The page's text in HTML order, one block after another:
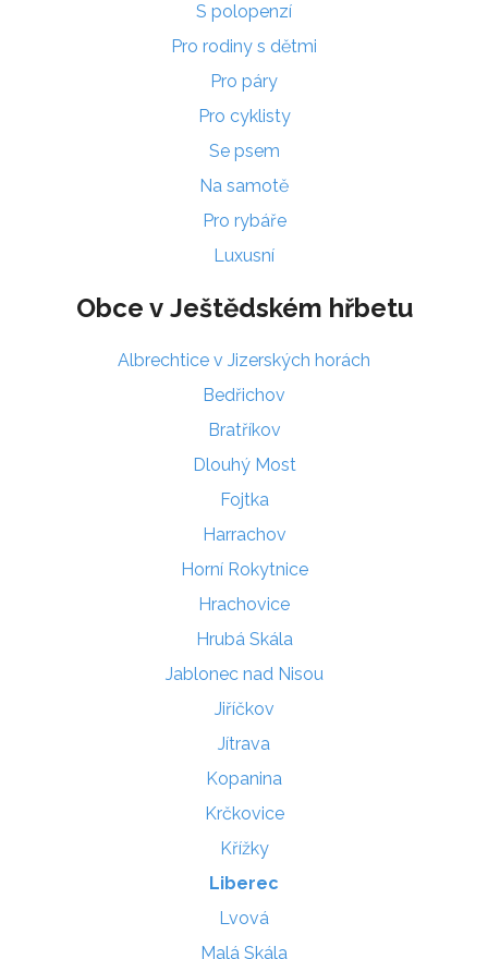
S polopenzí
Pro rodiny s dětmi
Pro páry
Pro cyklisty
Se psem
Na samotě
Pro rybáře
Luxusní
Obce v Ještědském hřbetu
Albrechtice v Jizerských horách
Bedřichov
Bratříkov
Dlouhý Most
Fojtka
Harrachov
Horní Rokytnice
Hrachovice
Hrubá Skála
Jablonec nad Nisou
Jiříčkov
Jítrava
Kopanina
Krčkovice
Křížky
Liberec
Lvová
Malá Skála